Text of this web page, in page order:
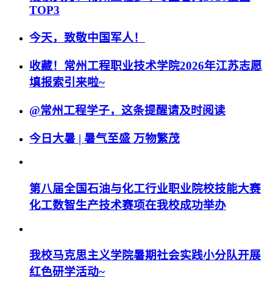
TOP3
今天，致敬中国军人！
收藏！常州工程职业技术学院2026年江苏志愿
填报索引来啦~
@常州工程学子，这条提醒请及时阅读
今日大暑 | 暑气至盛 万物繁茂
第八届全国石油与化工行业职业院校技能大赛
化工数智生产技术赛项在我校成功举办
我校马克思主义学院暑期社会实践小分队开展
红色研学活动~